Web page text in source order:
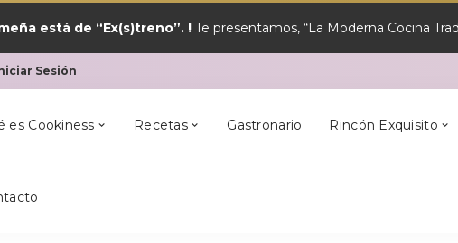
está de “Ex(s)treno”. ! Te presentamos, “La Moderna Cocina
Sesión
es Cookiness Recetas
¿Qué Cocino Hoy?
Gastronario Rincón Exquisito
¿Qué Cocino Hoy?
Los Mejores
Postres
En Semana
Coria Alcántara